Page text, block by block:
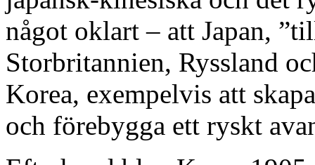
något oklart – att Japan,
Storbritannien, Ryssland
Korea, exempelvis att
och förebygga ett ryskt